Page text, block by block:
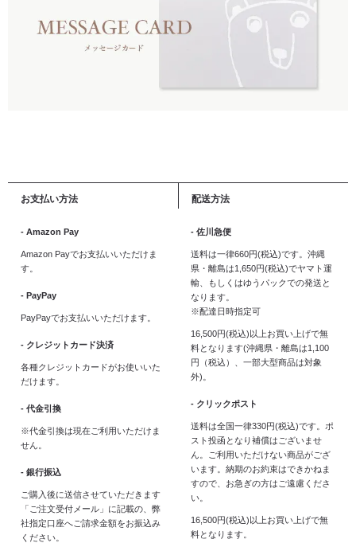
お支払い方法
- Amazon Pay
Amazon Payでお支払いいただけま
す。
- PayPay
PayPayでお支払いいただけます。
- クレジットカード決済
各種クレジットカードがお使いいた
だけます。
- 代金引換
※代金引換は現在ご利用いただけま
せん。
- 銀行振込
ご購入後に送信させていただきます
「ご注文受付メール」に記載の、弊
社指定口座へご請求金額をお振込み
ください。
配送方法
- 佐川急便
送料は一律660円(税込)です。沖縄
県・離島は1,650円(税込)でヤマト運
輸、もしくはゆうパックでの発送と
なります。
※配達日時指定可
16,500円(税込)以上お買い上げで無
料となります(沖縄県・離島は1,100
円（税込）、一部大型商品は対象
外)。
- クリックポスト
送料は全国一律330円(税込)です。ポ
スト投函となり補償はございませ
ん。ご利用いただけない商品がござ
います。納期のお約束はできかねま
すので、お急ぎの方はご遠慮くださ
い。
16,500円(税込)以上お買い上げで無
料となります。